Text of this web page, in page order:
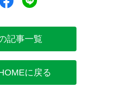
記事一覧
に戻る